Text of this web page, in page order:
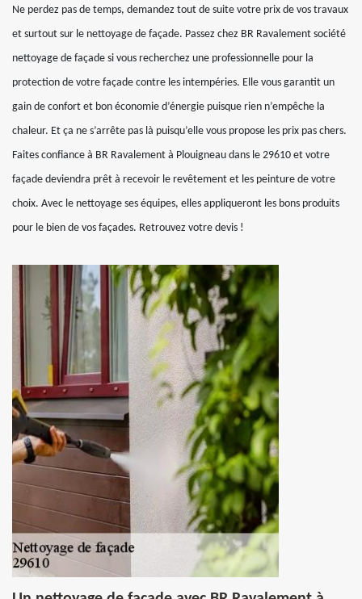
Ne perdez pas de temps, demandez tout de suite votre prix de vos travaux
et surtout sur le nettoyage de façade. Passez chez BR Ravalement société
nettoyage de façade si vous recherchez une professionnelle pour la
protection de votre façade contre les intempéries. Elle vous garantit un
gain de confort et bon économie d’énergie puisque rien n’empêche la
chaleur. Et ça ne s’arrête pas là puisqu’elle vous propose les prix pas chers.
Faites confiance à BR Ravalement à Plouigneau dans le 29610 et votre
façade deviendra prêt à recevoir le revêtement et les peinture de votre
choix. Avec le nettoyage ses équipes, elles appliqueront les bons produits
pour le bien de vos façades. Retrouvez votre devis !